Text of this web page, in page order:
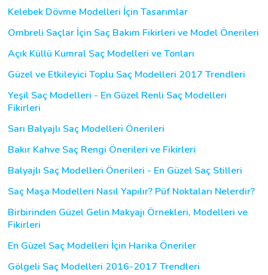
Kelebek Dövme Modelleri İçin Tasarımlar
Ombreli Saçlar İçin Saç Bakım Fikirleri ve Model Önerileri
Açık Küllü Kumral Saç Modelleri ve Tonları
Güzel ve Etkileyici Toplu Saç Modelleri 2017 Trendleri
Yeşil Saç Modelleri - En Güzel Renli Saç Modelleri
Fikirleri
Sarı Balyajlı Saç Modelleri Önerileri
Bakır Kahve Saç Rengi Önerileri ve Fikirleri
Balyajlı Saç Modelleri Önerileri - En Güzel Saç Stilleri
Saç Maşa Modelleri Nasıl Yapılır? Püf Noktaları Nelerdir?
Birbirinden Güzel Gelin Makyajı Örnekleri, Modelleri ve
Fikirleri
En Güzel Saç Modelleri İçin Harika Öneriler
Gölgeli Saç Modelleri 2016-2017 Trendleri